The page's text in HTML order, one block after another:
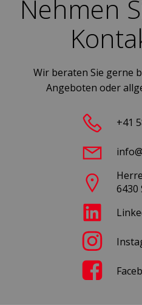
Nehmen
Wir beraten Sie gerne
Angeboten oder
+41
6430